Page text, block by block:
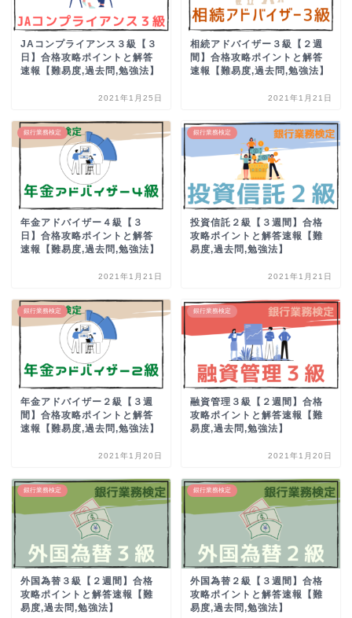
JAコンプライアンス３級【３
日】合格攻略ポイントと解答
速報【難易度,過去問,勉強法】
2021年1月25日
相続アドバイザー３級【２週
間】合格攻略ポイントと解答
速報【難易度,過去問,勉強法】
2021年1月21日
銀行業務検定
年金アドバイザー４級【３
日】合格攻略ポイントと解答
速報【難易度,過去問,勉強法】
2021年1月21日
銀行業務検定
投資信託２級【３週間】合格
攻略ポイントと解答速報【難
易度,過去問,勉強法】
2021年1月21日
銀行業務検定
年金アドバイザー２級【３週
間】合格攻略ポイントと解答
速報【難易度,過去問,勉強法】
2021年1月20日
銀行業務検定
融資管理３級【２週間】合格
攻略ポイントと解答速報【難
易度,過去問,勉強法】
2021年1月20日
銀行業務検定
外国為替３級【２週間】合格
攻略ポイントと解答速報【難
易度,過去問,勉強法】
銀行業務検定
外国為替２級【３週間】合格
攻略ポイントと解答速報【難
易度,過去問,勉強法】